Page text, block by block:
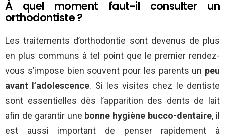
À quel moment faut-il consulter un
orthodontiste ?
Les traitements d’orthodontie sont devenus de plus
en plus communs à tel point que le premier rendez-
vous s’impose bien souvent pour les parents un peu
avant l’adolescence. Si les visites chez le dentiste
sont essentielles dès l’apparition des dents de lait
afin de garantir une bonne hygiène bucco-dentaire, il
est aussi important de penser rapidement à